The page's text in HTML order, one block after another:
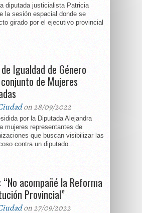
diputada justicialista Patricia
la sesión espacial donde se
girado por el ejecutivo provincial
Igualdad de Género
de Mujeres
on 28/09/2022
por la Diputada Alejandra
mujeres representantes de
que buscan visibilizar las
contra un diputado...
“No acompañé la Reforma
Provincial”
on 27/09/2022